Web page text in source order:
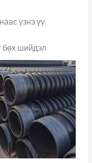
үзнэ үү.
бөх шийдэл